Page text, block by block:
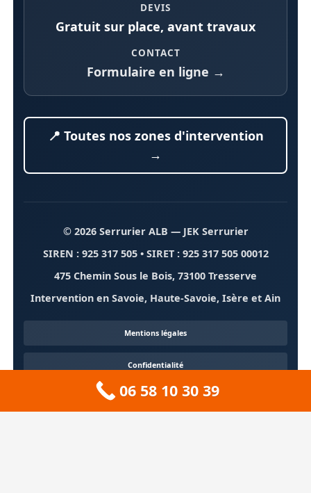
DEVIS
Gratuit sur place, avant travaux
CONTACT
Formulaire en ligne →
📍 Toutes nos zones d'intervention
→
© 2026 Serrurier ALB — JEK Serrurier
SIREN : 925 317 505 • SIRET : 925 317 505 00012
475 Chemin Sous le Bois, 73100 Tresserve
Intervention en Savoie, Haute-Savoie, Isère et Ain
Mentions légales
Confidentialité
Contact
06 58 10 30 39